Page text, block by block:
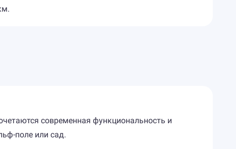
современная функциональность и
поле или сад.